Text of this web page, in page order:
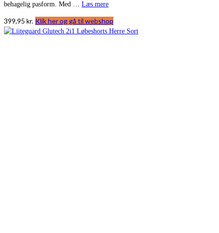
behagelig pasform. Med … Læs mere
399,95 kr. Klik her og gå til webshop